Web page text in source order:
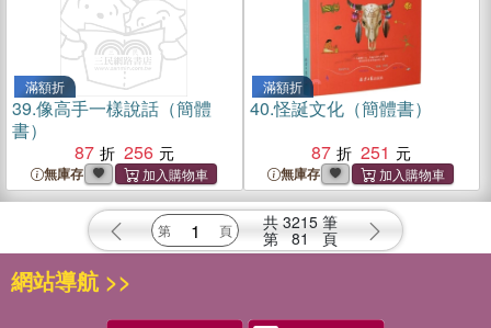
滿額折
39.像高手一樣說話（簡體
書）
87
256
無庫存
滿額折
40.怪誕文化（簡體書）
87
251
無庫存
共 3215 筆
第 81 頁
網站導航 >>